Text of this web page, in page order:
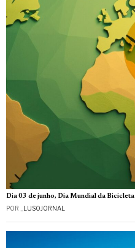
Dia 03 de junho, Dia Mundial da Bicicleta
POR _LUSOJORNAL